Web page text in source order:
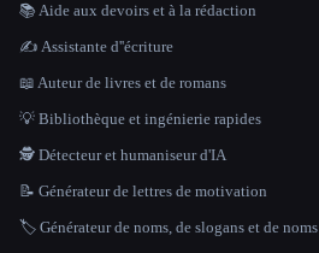
📚 Aide aux devoirs et à la rédaction
✍️ Assistante d''écriture
📖 Auteur de livres et de romans
💡 Bibliothèque et ingénierie rapides
🕵️ Détecteur et humaniseur d'IA
📝 Générateur de lettres de motivation
🏷️ Générateur de noms, de slogans et de noms